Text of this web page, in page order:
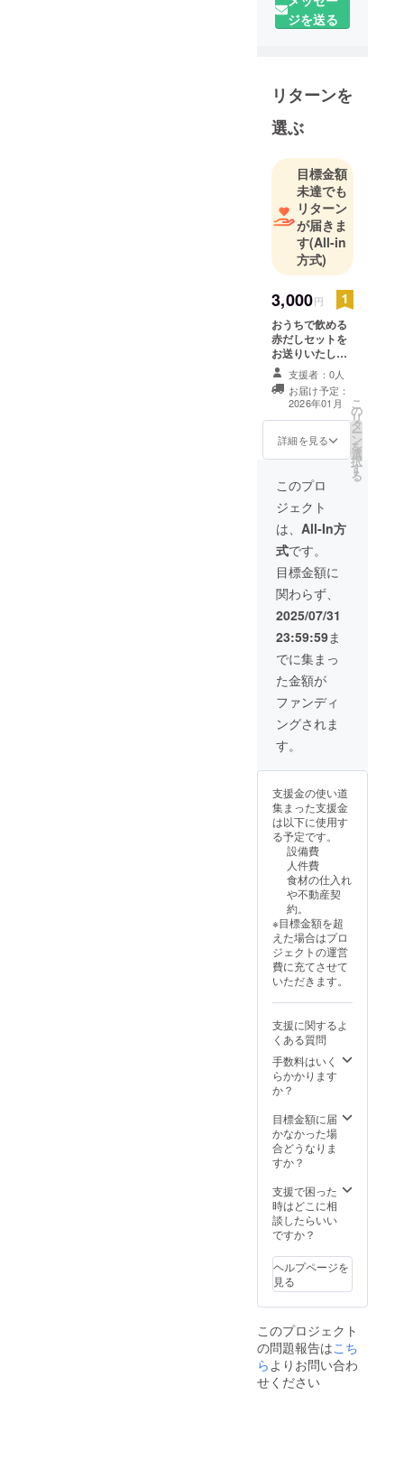
ジを送る
リターンを
選ぶ
目標金額
未達でも
リターン
が届きま
す(All-in
方式)
3,000円
おうちで飲める
赤だしセットを
お送りいたしま
す。 (複数種類お
送りする予定で
す。) 900g×2 ア
レルギー表示 小
麦・大豆 賞味期
限 製造日より
支援者：0人
お届け予定：
2026年01月
詳細を見る
こ
の
リ
タ
ー
ン
を
選
択
す
る
このプロ
ジェクト
は、 All-In方
式です。
目標金額に
関わらず、
2025/07/31
23:59:59ま
でに集まっ
た金額が
ファンディ
ングされま
す。
支援金の使い道
集まった支援金
は以下に使用す
る予定です。
設備費
人件費
食材の仕入れ
や不動産契
約。
※目標金額を超
えた場合はプロ
ジェクトの運営
費に充てさせて
いただきます。
支援に関するよ
くある質問
手数料はいく
らかかります
か？
目標金額に届
かなかった場
合どうなりま
すか？
支援で困った
時はどこに相
談したらいい
ですか？
ヘルプページを
見る
このプロジェクト
の問題報告はこち
らよりお問い合わ
せください